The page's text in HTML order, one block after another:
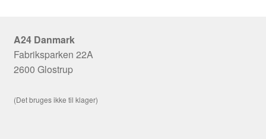
A24 Danmark
Fabriksparken 22A
2600 Glostrup
(Det bruges ikke til klager)